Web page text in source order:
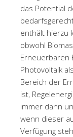
das Potential
enthält hierzu
obwohl
Erneuerbaren
Photovoltaik
Bereich der
ist,
immer dann
wenn dieser
Verfügung